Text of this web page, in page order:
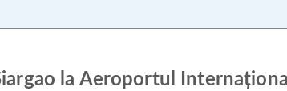
la Aeroportul